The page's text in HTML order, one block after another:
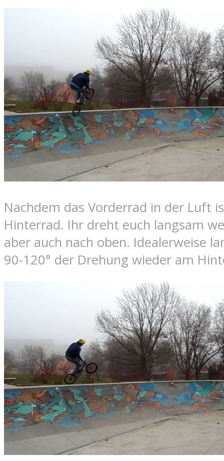
Nachdem das Vorderrad in der Luft
Hinterrad. Ihr dreht euch langsam
aber auch nach oben. Idealerweise
90-120° der Drehung wieder am